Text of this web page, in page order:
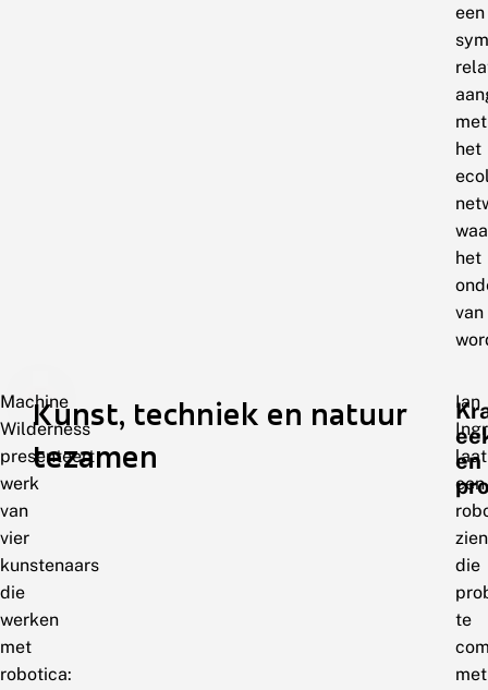
een
met
het
het
van
Machine
Wilderness
presenteert
werk
van
vier
kunstenaars
die
werken
met
robotica:
Kunst, techniek en natuur
tezamen
en
Ian
laat
een
zien
die
te
met